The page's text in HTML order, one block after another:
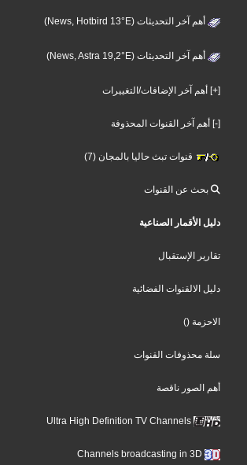
أهم آخر التحديثات (News, Hotbird 13°E)
أهم آخر التحديثات (News, Astra 19,2°E)
[+] أهم آخر الإضافات/التغييرات
[-] أهم آخر القنوات المحذوفة
قنوات تبث حاليا بالمجان (7)
بحث عن القنوات
دليل الأقمار الصناعية
تقارير الإستقبال
دليل الالقنوات الفضائية
الاحزمة ()
سلة محذوفات القنوات
أهم الصور ناقصة
Ultra High Definition TV Channels